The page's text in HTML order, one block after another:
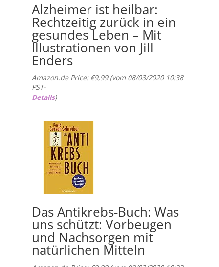
Alzheimer ist heilbar:
Rechtzeitig zurück in ein
gesundes Leben – Mit
Illustrationen von Jill
Enders
Amazon.de Price: €9,99(vom 08/03/2020 10:38
PST-
Details)
Das Antikrebs-Buch: Was
uns schützt: Vorbeugen
und Nachsorgen mit
natürlichen Mitteln